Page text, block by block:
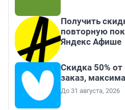
Получить
повторную
Яндекс Афише
Скидка 50%
заказ,
До 31 августа, 2026